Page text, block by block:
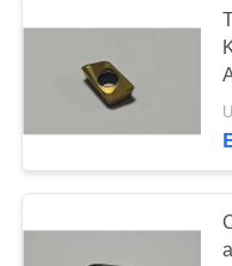
BIR
İNDIRIM
İSTE
SITE
CNC
Uçları